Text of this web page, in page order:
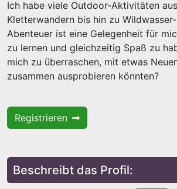
Ich habe viele Outdoor-Aktivitäten
Kletterwandern bis hin zu
Abenteuer ist eine Gelegenheit für
zu lernen und gleichzeitig Spaß zu
mich zu überraschen, mit etwas
zusammen ausprobieren könnten?
Registrieren
Beschreibt das Profil: